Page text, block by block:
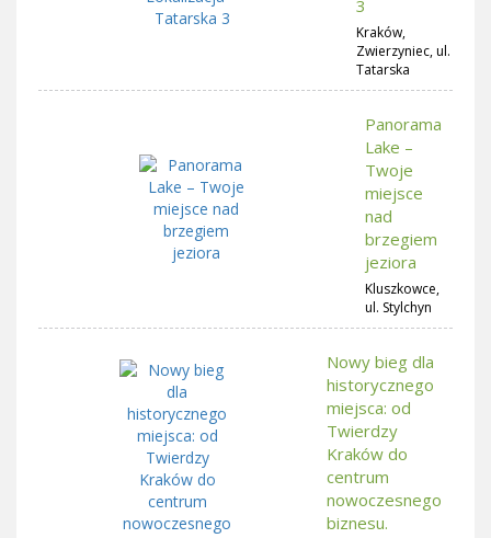
3
Kraków,
Zwierzyniec, ul.
Tatarska
Panorama
Lake –
Twoje
miejsce
nad
brzegiem
jeziora
Kluszkowce,
ul. Stylchyn
Nowy bieg dla
historycznego
miejsca: od
Twierdzy
Kraków do
centrum
nowoczesnego
biznesu.